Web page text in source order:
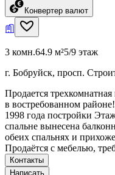
Конвертер валют
3 комн.64.9 м²5/9 этаж
г. Бобруйск, просп.
Продается
в востребованном
1998 года постройки
спальне вынесена
обеих спальнях и
Продаётся с мебелью,
Контакты
Написать